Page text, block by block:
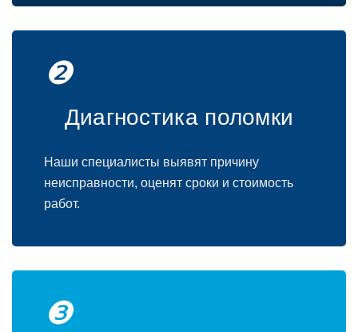
❷
Диагностика поломки
Наши специалисты выявят причину
неисправности, оценят сроки и стоимость
работ.
❸